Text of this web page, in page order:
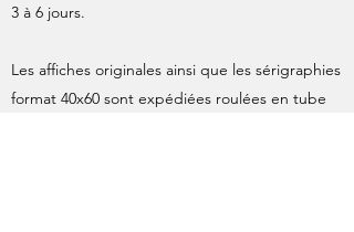
3 à 6 jours.
Les affiches originales ainsi que les sérigraphies
format 40x60 sont expédiées roulées en tube